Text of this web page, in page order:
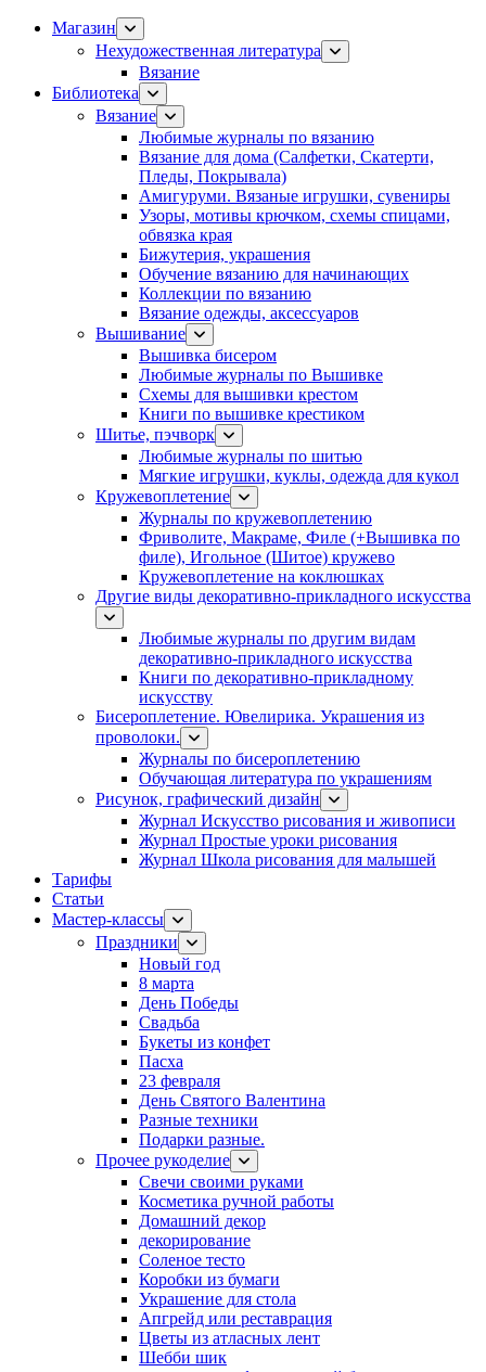
Магазин
Нехудожественная литература
Вязание
Библиотека
Вязание
Любимые журналы по вязанию
Вязание для дома (Салфетки, Скатерти,
Пледы, Покрывала)
Амигуруми. Вязаные игрушки, сувениры
Узоры, мотивы крючком, схемы спицами,
обвязка края
Бижутерия, украшения
Обучение вязанию для начинающих
Коллекции по вязанию
Вязание одежды, аксессуаров
Вышивание
Вышивка бисером
Любимые журналы по Вышивке
Схемы для вышивки крестом
Книги по вышивке крестиком
Шитье, пэчворк
Любимые журналы по шитью
Мягкие игрушки, куклы, одежда для кукол
Кружевоплетение
Журналы по кружевоплетению
Фриволите, Макраме, Филе (+Вышивка по
филе), Игольное (Шитое) кружево
Кружевоплетение на коклюшках
Другие виды декоративно-прикладного искусства
Любимые журналы по другим видам
декоративно-прикладного искусства
Книги по декоративно-прикладному
искусству
Бисероплетение. Ювелирика. Украшения из
проволоки.
Журналы по бисероплетению
Обучающая литература по украшениям
Рисунок, графический дизайн
Журнал Искусство рисования и живописи
Журнал Простые уроки рисования
Журнал Школа рисования для малышей
Тарифы
Статьи
Мастер-классы
Праздники
Новый год
8 марта
День Победы
Свадьба
Букеты из конфет
Пасха
23 февраля
День Святого Валентина
Разные техники
Подарки разные.
Прочее рукоделие
Свечи своими руками
Косметика ручной работы
Домашний декор
декорирование
Соленое тесто
Коробки из бумаги
Украшение для стола
Апгрейд или реставрация
Цветы из атласных лент
Шебби шик